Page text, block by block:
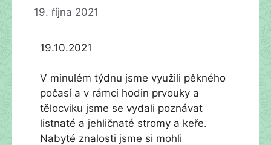
19. října 2021
19.10.2021
V minulém týdnu jsme využili pěkného
počasí a v rámci hodin prvouky a
tělocviku jsme se vydali poznávat
listnaté a jehličnaté stromy a keře.
Nabyté znalosti jsme si mohli